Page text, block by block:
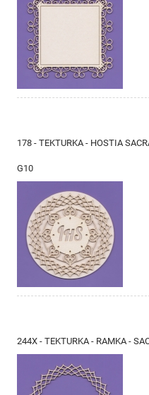
178 - TEKTURKA - HOSTIA
G10
244X - TEKTURKA - RAMKA -